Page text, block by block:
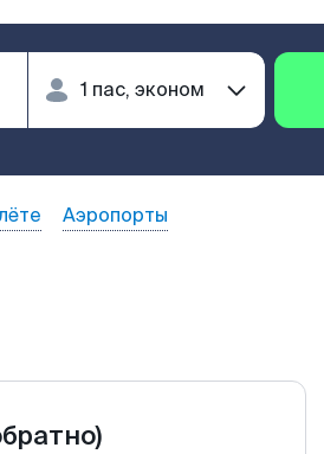
Аэропорты